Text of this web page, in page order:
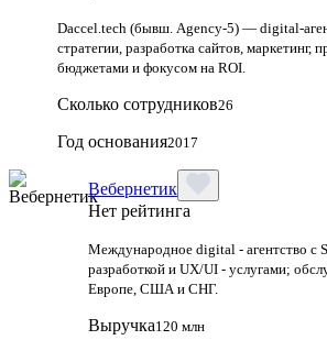
Daccel.tech (бывш. Agency-5) — digital-
стратегии, разработка сайтов, маркетинг,
бюджетами и фокусом на ROI.
Сколько сотрудников26
Год основания2017
Вебернетик
Нет рейтинга
Международное digital - агентство с
разработкой и UX/UI - услугами;
Европе, США и СНГ.
Выручка120 млн